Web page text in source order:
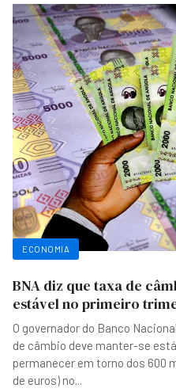
ECONOMIA
BNA diz que taxa de
estável no primeiro
O governador do Banco
de câmbio deve manter-se
permanecer em torno dos 600
de euros) no...